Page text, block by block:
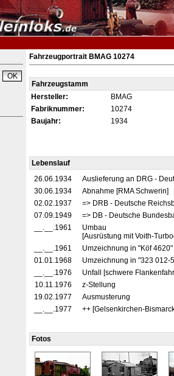
Fahrzeugportrait BMAG 10274
Fahrzeugstamm
Hersteller:
BMAG
Fabriknummer:
10274
Baujahr:
1934
Lebenslauf
26.06.1934
Auslieferung an DRG -
30.06.1934
Abnahme [RMA Schwerin]
02.02.1937
=> DRB - Deutsche
07.09.1949
=> DB - Deutsche
__.__.1961
Umbau
[Ausrüstung mit Voith-
__.__.1961
Umzeichnung in "Köf 4620"
01.01.1968
Umzeichnung in "323 012-
__.__.1976
Unfall [schwere
10.11.1976
z-Stellung
19.02.1977
Ausmusterung
__.__.1977
++ [Gelsenkirchen-
Fotos